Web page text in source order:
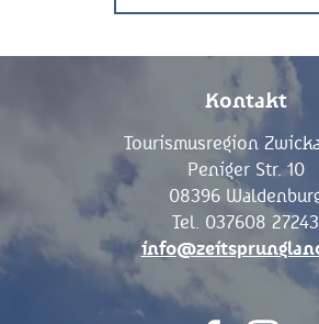
Kontakt
Tourismusregion
Peniger Str. 10
08396
Tel. 037608 27243